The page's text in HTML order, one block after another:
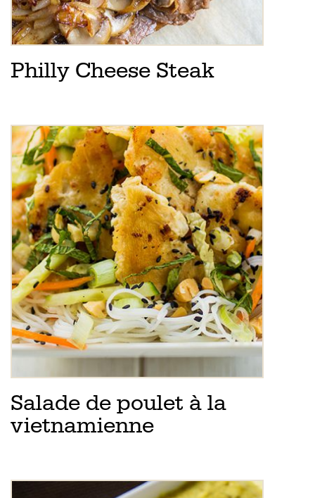
Philly Cheese Steak
Salade de poulet à la
vietnamienne